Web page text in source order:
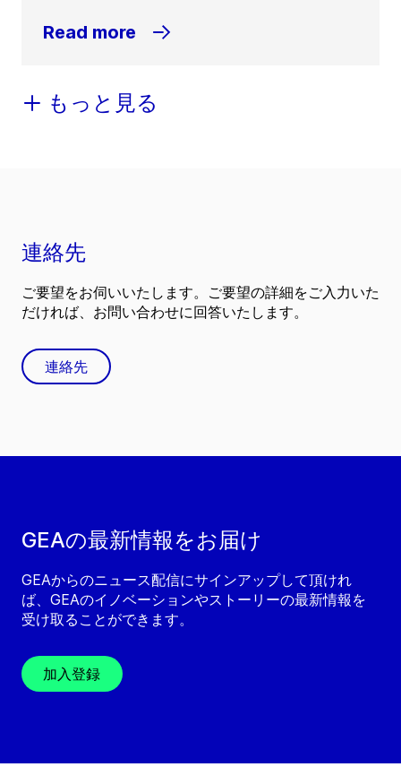
Read more
もっと見る
GEAの最新情報をお届け
GEAからのニュース配信にサインアップして頂けれ
ば、GEAのイノベーションやストーリーの最新情報を
受け取ることができます。
加入登録
連絡先
ご要望をお伺いいたします。ご要望の詳細をご入力いた
だければ、お問い合わせに回答いたします。
連絡先